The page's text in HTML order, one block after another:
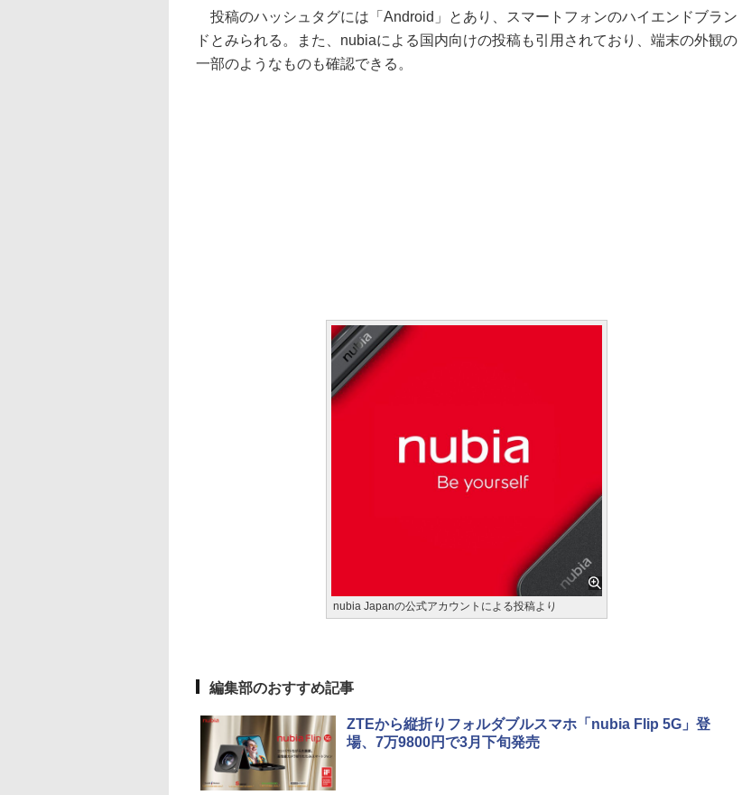
投稿のハッシュタグには「Android」とあり、スマートフォンのハイエンドブラン
ドとみられる。また、nubiaによる国内向けの投稿も引用されており、端末の外観の
一部のようなものも確認できる。
nubia Japanの公式アカウントによる投稿より
編集部のおすすめ記事
ZTEから縦折りフォルダブルスマホ「nubia Flip 5G」登
場、7万9800円で3月下旬発売